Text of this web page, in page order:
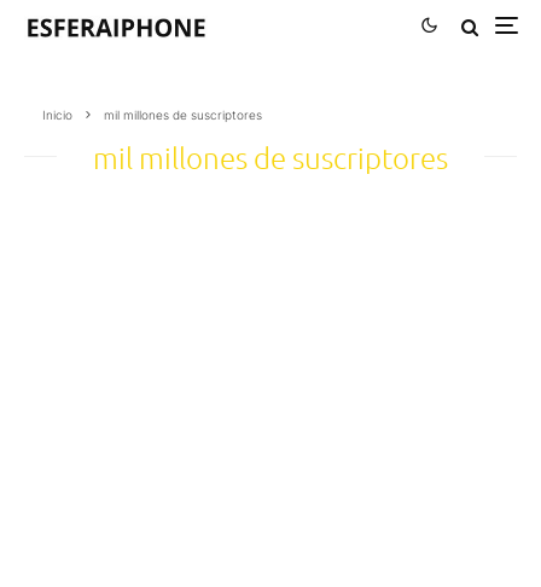
Inicio mil millones de suscriptores
mil millones de suscriptores